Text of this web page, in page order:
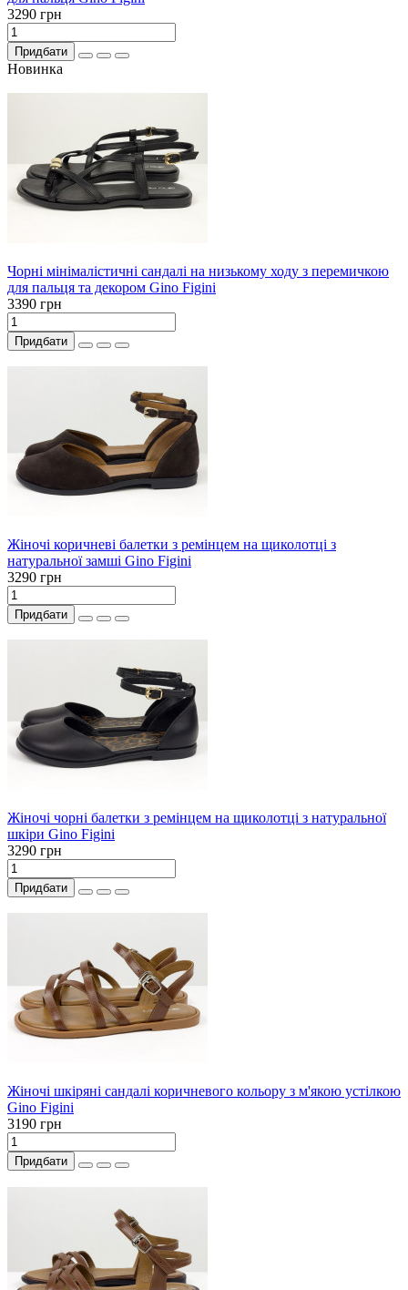
3290 грн
Придбати
Новинка
Чорні мінімалістичні сандалі на низькому ходу з перемичкою
для пальця та декором Gino Figini
3390 грн
Придбати
Жіночі коричневі балетки з ремінцем на щиколотці з
натуральної замші Gino Figini
3290 грн
Придбати
Жіночі чорні балетки з ремінцем на щиколотці з натуральної
шкіри Gino Figini
3290 грн
Придбати
Жіночі шкіряні сандалі коричневого кольору з м'якою устілкою
Gino Figini
3190 грн
Придбати